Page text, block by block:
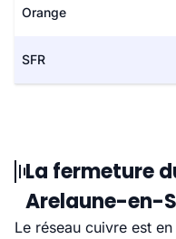
Orange
SFR
La fermeture
Arelaune-en-
Le réseau cuivre est